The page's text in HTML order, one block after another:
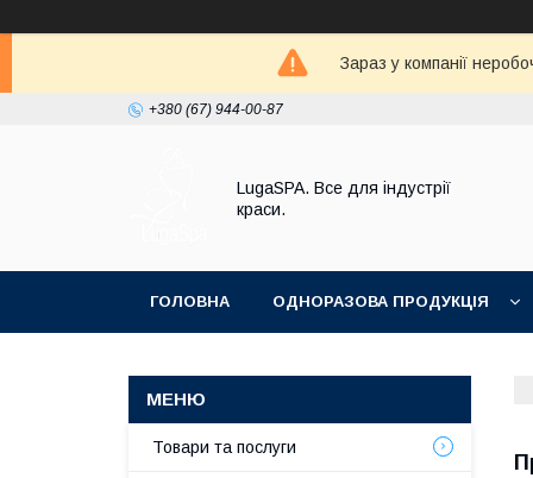
Зараз у компанії
+380 (67) 944-00-87
LugaSPA. Все для індустрії
краси.
ГОЛОВНА ОДНОРАЗОВА ПРОДУКЦІЯ
Товари та послуги